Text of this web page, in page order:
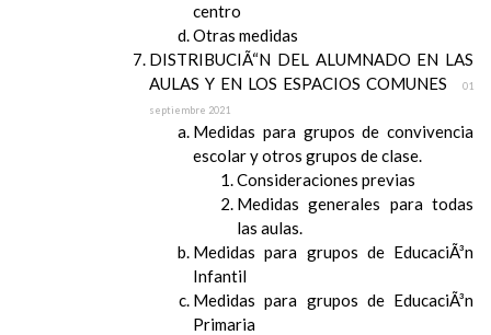
centro
Otras medidas
DISTRIBUCIÃ“N DEL ALUMNADO EN LAS
AULAS Y EN LOS ESPACIOS COMUNES
01
septiembre 2021
Medidas para grupos de convivencia
escolar y otros grupos de clase.
Consideraciones previas
Medidas generales para todas
las aulas.
Medidas para grupos de EducaciÃ³n
Infantil
Medidas para grupos de EducaciÃ³n
Primaria